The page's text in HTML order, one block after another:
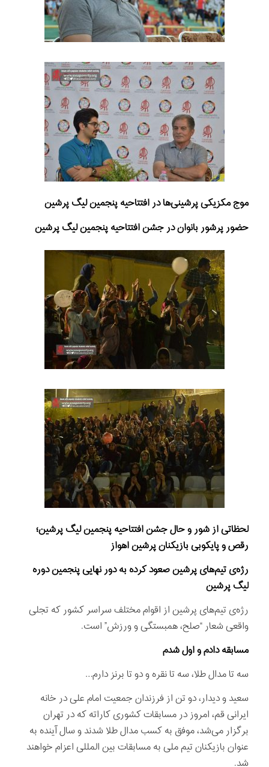
موج مکزیکی پرشینی‌ها در افتتاحیه پنجمین لیگ پرشین
حضور پرشور بانوان در جشن افتتاحیه پنجمین لیگ پرشین
لحظاتی از شور و حال جشن افتتاحیه پنجمین لیگ پرشین؛
رقص و پایکوبی بازیکنان پرشین اهواز
رژه‌ی تیم‌های پرشین صعود کرده به دور نهایی پنجمین دوره
لیگ پرشین
رژه‌ی تیم‌های پرشین از اقوام مختلف سراسر کشور که تجلی
واقعی شعار “صلح، همبستگی و ورزش” است.
مسابقه دادم و اول شدم
سه تا مدال طلا، سه تا نقره و دو تا برنز دارم…
سعید و دیدار، دو تن از فرزندان جمعیت امام علی در خانه
ایرانی قم، امروز در مسابقات کشوری کاراته که در تهران
برگزار می‌شد، موفق به کسب مدال طلا شدند و سال آینده به
عنوان بازیکنان تیم ملی به مسابقات بین المللی اعزام خواهند
شد.